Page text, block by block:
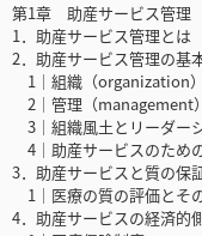
第1章 助産サービス管理
1．助産サービス
2．助産サービス
1｜組織（
2｜管理（
3｜組織風土とリー
4｜助産サービスの
3．助産サービス
1｜医療の質の評価
4．助産サービス